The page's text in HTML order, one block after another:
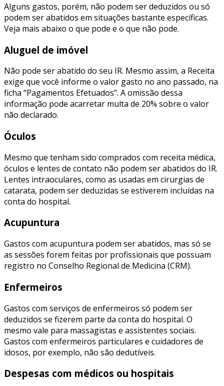
Alguns gastos, porém, não podem ser deduzidos ou só
podem ser abatidos em situações bastante específicas.
Veja mais abaixo o que pode e o que não pode.
Aluguel de imóvel
Não pode ser abatido do seu IR. Mesmo assim, a Receita
exige que você informe o valor gasto no ano passado, na
ficha “Pagamentos Efetuados”. A omissão dessa
informação pode acarretar multa de 20% sobre o valor
não declarado.
Óculos
Mesmo que tenham sido comprados com receita médica,
óculos e lentes de contato não podem ser abatidos do IR.
Lentes intraoculares, como as usadas em cirurgias de
catarata, podem ser deduzidas se estiverem incluídas na
conta do hospital.
Acupuntura
Gastos com acupuntura podem ser abatidos, mas só se
as sessões forem feitas por profissionais que possuam
registro no Conselho Regional de Medicina (CRM).
Enfermeiros
Gastos com serviços de enfermeiros só podem ser
deduzidos se fizerem parte da conta do hospital. O
mesmo vale para massagistas e assistentes sociais.
Gastos com enfermeiros particulares e cuidadores de
idosos, por exemplo, não são dedutíveis.
Despesas com médicos ou hospitais